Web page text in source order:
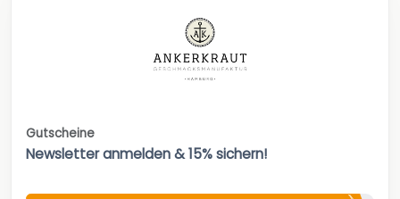
Gutscheine
Newsletter anmelden & 15% sichern!